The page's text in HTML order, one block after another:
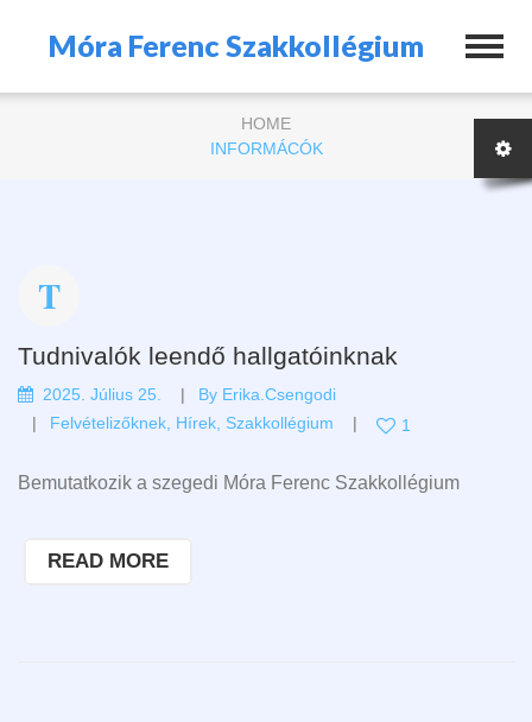
Móra Ferenc Szakkollégium
HOME
INFORMÁCÓK
Tudnivalók leendő hallgatóinknak
2025. Július 25. By Erika.csengodi
Felvételizőknek Hírek Szakkollégium 1
Bemutatkozik a szegedi Móra Ferenc Szakkollégium
READ MORE